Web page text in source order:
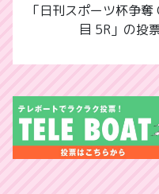
「日刊スポーツ杯争
目 5R」の投